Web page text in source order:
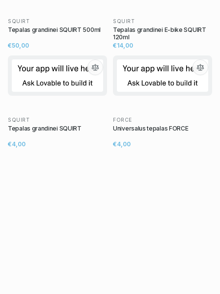
SQUIRT
Tepalas grandinei SQUIRT 500ml
€50,00
SQUIRT
Tepalas grandinei E-bike SQUIRT
120ml
€14,00
SQUIRT
Tepalas grandinei SQUIRT
€4,00
FORCE
Universalus tepalas FORCE
€4,00